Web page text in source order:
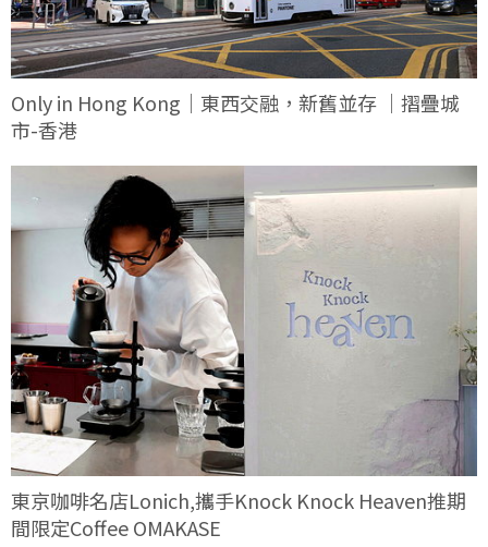
Only in Hong Kong｜東西交融，新舊並存 ｜摺疊城
市-香港
東京咖啡名店Lonich,攜手Knock Knock Heaven推期
間限定Coffee OMAKASE